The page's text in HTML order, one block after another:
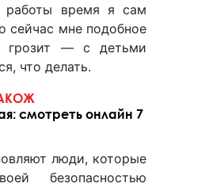
работы время я сам
сейчас мне подобное
грозит — с детьми
что делать.
смотреть онлайн 7
люди, которые
безопасностью